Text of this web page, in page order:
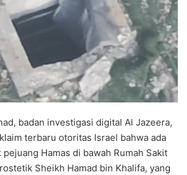
badan investigasi digital Al Jazeera,
terbaru otoritas Israel bahwa ada
Hamas di bawah Rumah Sakit
Sheikh Hamad bin Khalifa, yang